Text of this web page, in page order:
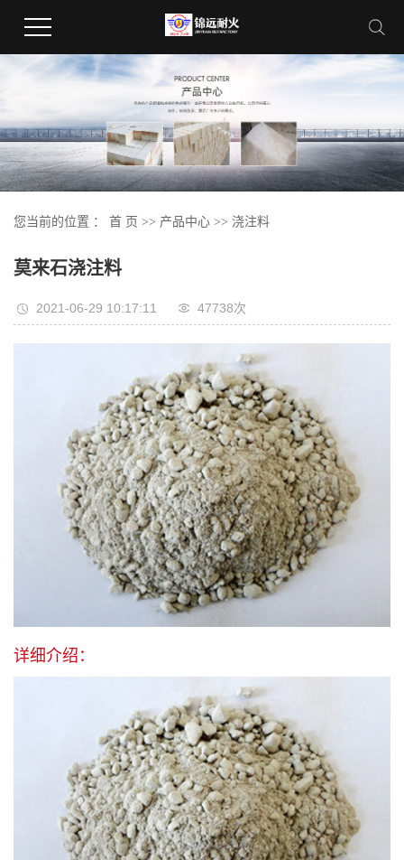
您当前的位置 ： 首 页 >> 产品中心 >> 浇注料
莫来石浇注料
2021-06-29 10:17:11 47738次
详细介绍：